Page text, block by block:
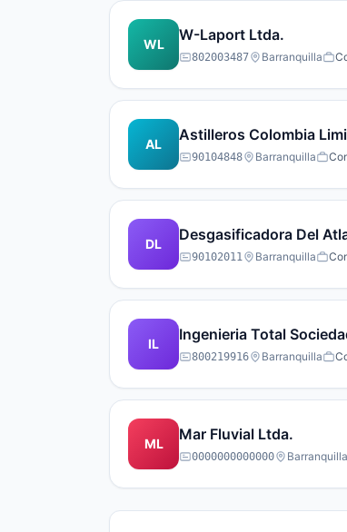
WL
W-Laport Ltda.
802003487 Barranquilla
AL
Astilleros Colombia
90104848 Barranquilla
DL
Desgasificadora Del
90102011 Barranquilla
IL
Ingenieria Total
800219916 Barranquilla
ML
Mar Fluvial Ltda.
0000000000000 Barranquilla